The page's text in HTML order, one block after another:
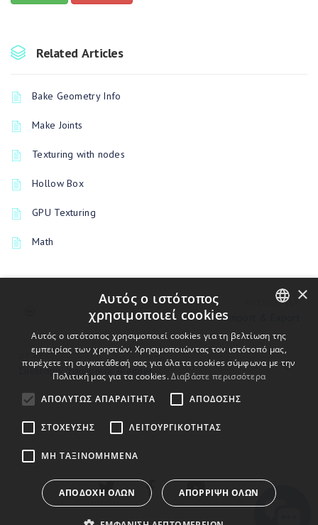
Related Articles
Bake Geometry Info
Make Joints
Texturing with nodes
Hollow Box
GPU Texturing
Math
PREVIOUSLY
Import & Export
UP NEXT
Σύνδεσμος εφαρμογής Blender
ENGLISH
BULGARIAN
CROATIAN
ESTONIAN
FINNISH
×
Αυτός ο ιστότοπος
χρησιμοποιεί cookies
Αυτός ο ιστότοπος χρησιμοποιεί cookies για τη βελτίωση της
εμπειρίας των χρηστών. Χρησιμοποιώντας τον ιστότοπό μας,
παρέχετε τη συγκατάθεσή σας για όλα τα cookies σύμφωνα με την
Πολιτική μας για τα cookies.Διαβάστε περισσότερα
ΑΠΟΛΎΤΩΣ ΑΠΑΡΑΊΤΗΤΑ
ΑΠΌΔΟΣΗΣ
ΣΤΌΧΕΥΣΗΣ ΛΕΙΤΟΥΡΓΙΚΌΤΗΤΑΣ
ΜΗ ΤΑΞΙΝΟΜΗΜΈΝΑ
ΑΠΟΔΟΧΉ ΌΛΩΝ ΑΠΌΡΡΙΨΗ ΌΛΩΝ